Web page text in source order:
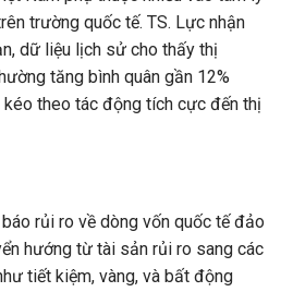
trường quốc tế. TS. Lực nhận
dữ liệu lịch sử cho thấy thị
tăng bình quân gần 12%
theo tác động tích cực đến thị
rủi ro về dòng vốn quốc tế đảo
hướng từ tài sản rủi ro sang các
tiết kiệm, vàng, và bất động